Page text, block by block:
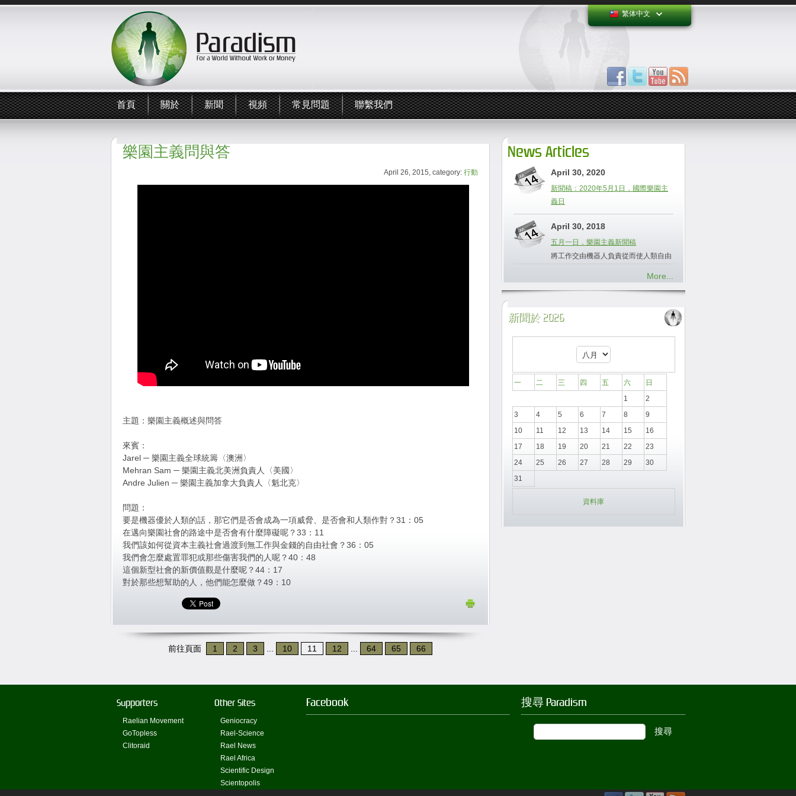
繁体中文
首頁 關於 新聞 視頻 常見問題 聯繫我們
樂園主義問與答
April 26, 2015, category: 行動
主題：樂園主義概述與問答
來賓：
Jarel ─ 樂園主義全球統籌〈澳洲〉
Mehran Sam ─ 樂園主義北美洲負責人〈美國〉
Andre Julien ─ 樂園主義加拿大負責人〈魁北克〉
問題：
要是機器優於人類的話，那它們是否會成為一項威脅、是否會和人類作對？31：05
在邁向樂園社會的路途中是否會有什麼障礙呢？33：11
我們該如何從資本主義社會過渡到無工作與金錢的自由社會？36：05
我們會怎麼處置罪犯或那些傷害我們的人呢？40：48
這個新型社會的新價值觀是什麼呢？44：17
對於那些想幫助的人，他們能怎麼做？49：10
前往頁面 1 2 3 10 11 12 64 65 66
News Articles
April 30, 2020
新聞稿：2020年5月1日，國際樂園主
義日
April 30, 2018
五月一日，樂園主義新聞稿
將工作交由機器人負責從而使人類自由
More...
新聞於 2026
一 二 三 四 五 六
日
1
2
3
4 5 6 7 8
9
10
11 12 13 14 15
16
17
18 19 20 21 22
23
24
25 26 27 28 29
30
31
資料庫
Supporters
Raelian Movement
GoTopless
Clitoraid
Other Sites
Geniocracy
Rael-Science
Rael News
Rael Africa
Scientific Design
Scientopolis
Facebook 搜尋 Paradism